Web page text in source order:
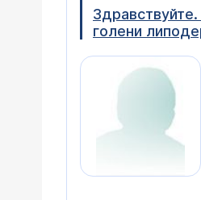
голени
лечении этой болезни
расширении